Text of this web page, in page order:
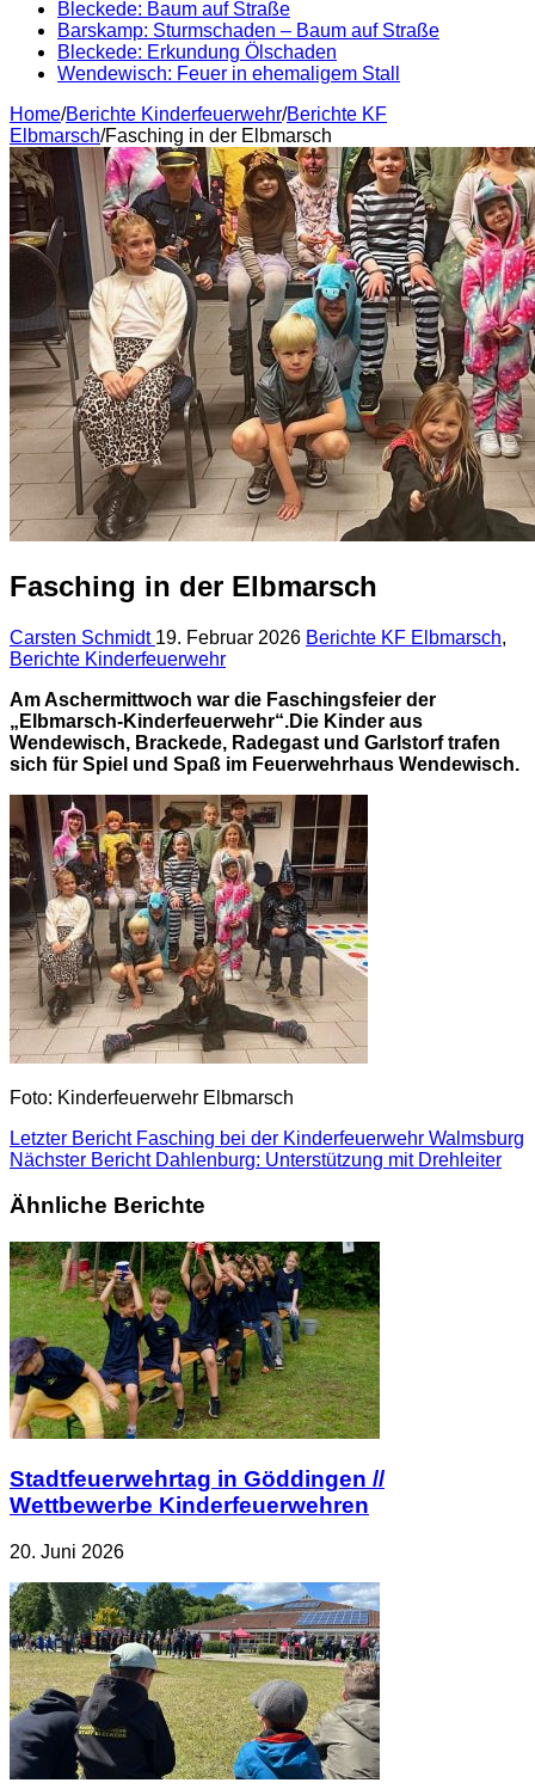
Bleckede: Baum auf Straße
Barskamp: Sturmschaden – Baum auf Straße
Bleckede: Erkundung Ölschaden
Wendewisch: Feuer in ehemaligem Stall
Home/Berichte Kinderfeuerwehr/Berichte KF
Elbmarsch/Fasching in der Elbmarsch
Fasching in der Elbmarsch
Carsten Schmidt 19. Februar 2026 Berichte KF Elbmarsch,
Berichte Kinderfeuerwehr
Am Aschermittwoch war die Faschingsfeier der
„Elbmarsch-Kinderfeuerwehr“.Die Kinder aus
Wendewisch, Brackede, Radegast und Garlstorf trafen
sich für Spiel und Spaß im Feuerwehrhaus Wendewisch.
Foto: Kinderfeuerwehr Elbmarsch
Letzter BerichtFasching bei der Kinderfeuerwehr Walmsburg
Nächster BerichtDahlenburg: Unterstützung mit Drehleiter
Ähnliche Berichte
Stadtfeuerwehrtag in Göddingen //
Wettbewerbe Kinderfeuerwehren
20. Juni 2026